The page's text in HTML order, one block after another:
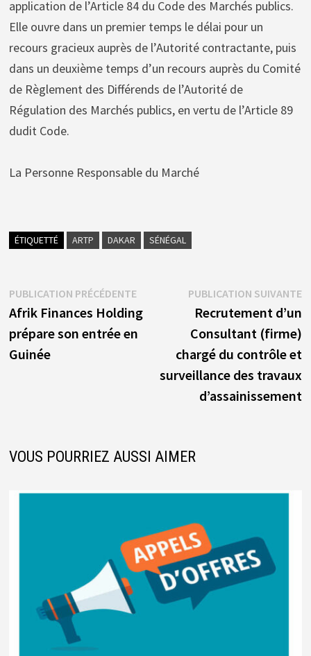
application de l’Article 84 du Code des Marchés publics.
Elle ouvre dans un premier temps le délai pour un
recours gracieux auprès de l’Autorité contractante, puis
dans un deuxième temps d’un recours auprès du Comité
de Règlement des Différends de l’Autorité de
Régulation des Marchés publics, en vertu de l’Article 89
dudit Code.
La Personne Responsable du Marché
ÉTIQUETTÉ ARTP DAKAR SÉNÉGAL
Navigation
de
l’article
PUBLICATION PRÉCÉDENTEPublication
précédente :
Afrik Finances Holding
prépare son entrée en
Guinée
PUBLICATION SUIVANTE
Recrutement d’un
Consultant (firme)
chargé du contrôle et
surveillance des travaux
d’assainissement
VOUS POURRIEZ AUSSI AIMER